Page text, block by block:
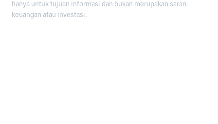
hanya untuk tujuan informasi dan bukan merupakan saran
keuangan atau investasi.